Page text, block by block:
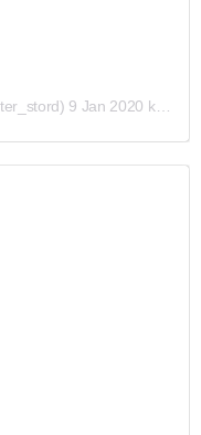
9 Jan 2020 kl. 2:57 PST